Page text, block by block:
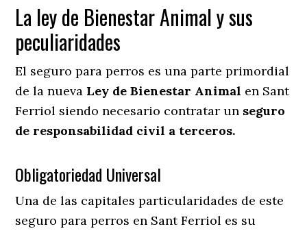
La ley de Bienestar Animal y sus
peculiaridades
El seguro para perros es una parte primordial
de la nueva Ley de Bienestar Animal en Sant
Ferriol siendo necesario contratar un seguro
de responsabilidad civil a terceros.
Obligatoriedad Universal
Una de las capitales particularidades de este
seguro para perros en Sant Ferriol es su